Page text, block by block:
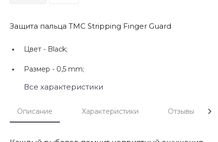
Защита пальца TMC Stripping Finger Guard
Цвет - Black;
Размер - 0,5 mm;
Все характеристики
Описание Характеристики Отзывы